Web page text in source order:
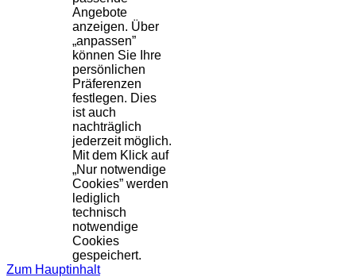
Angebote
anzeigen. Über
„anpassen”
können Sie Ihre
persönlichen
Präferenzen
festlegen. Dies
ist auch
nachträglich
jederzeit möglich.
Mit dem Klick auf
„Nur notwendige
Cookies” werden
lediglich
technisch
notwendige
Cookies
gespeichert.
Zum Hauptinhalt